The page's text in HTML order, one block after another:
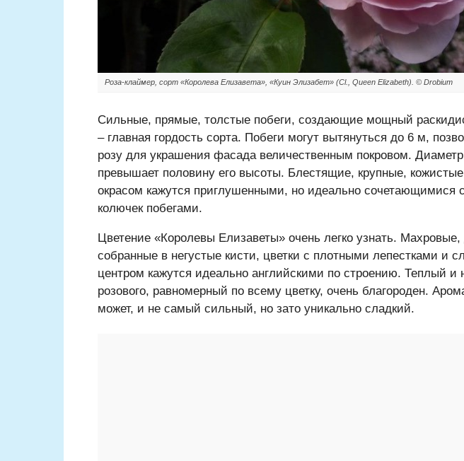
Роза-клаймер, сорт «Королева Елизавета», «Куин Элизабет» (Cl., Queen Elizabeth). © Drobium
Сильные, прямые, толстые побеги, создающие мощный
– главная гордость сорта. Побеги могут вытянуться до 6 м,
розу для украшения фасада величественным покровом. Диаметр
превышает половину его высоты. Блестящие, крупные,
окрасом кажутся приглушенными, но идеально сочетающимися
колючек побегами.
Цветение «Королевы Елизаветы» очень легко узнать.
собранные в негустые кисти, цветки с плотными лепестками и
центром кажутся идеально английскими по строению. Теплый и
розового, равномерный по всему цветку, очень благороден.
может, и не самый сильный, но зато уникально сладкий.